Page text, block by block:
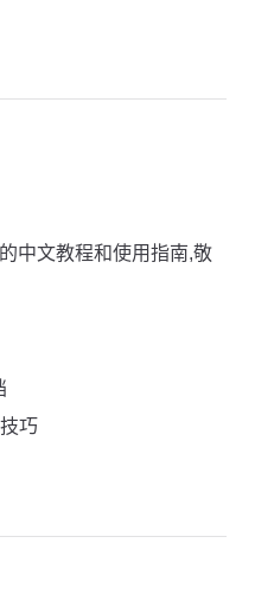
中文教程和使用指南,敬
巧